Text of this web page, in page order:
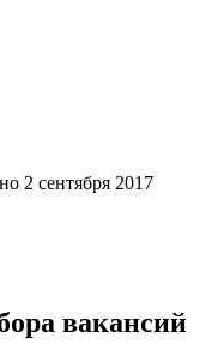
2 сентября 2017
вакансий